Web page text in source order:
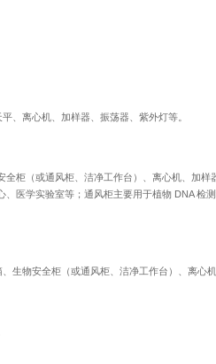
、离心机、加样器、振荡器、紫外灯等。
柜（或通风柜、洁净工作台）、离心机、加样
医学实验室等；通风柜主要用于植物 DNA 检
生物安全柜（或通风柜、洁净工作台）、离心